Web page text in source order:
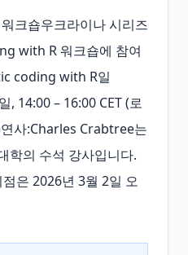
크숍우크라이나 시리즈
with R 워크숍에 참여
coding with R일
, 14:00 – 16:00 CET (로
사:Charles Crabtree는
학의 수석 강사입니다.
은 2026년 3월 2일 오